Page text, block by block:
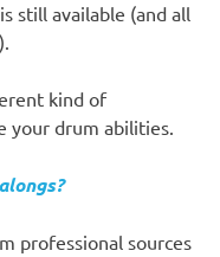
still available (and all
kind of
your drum abilities.
professional sources